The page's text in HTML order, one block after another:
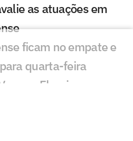
as atuações em
ficam no empate e
quarta-feira
x Fluminense